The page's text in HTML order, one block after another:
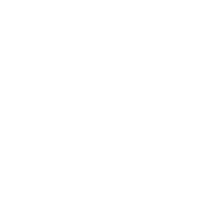
نعرف عنه؟